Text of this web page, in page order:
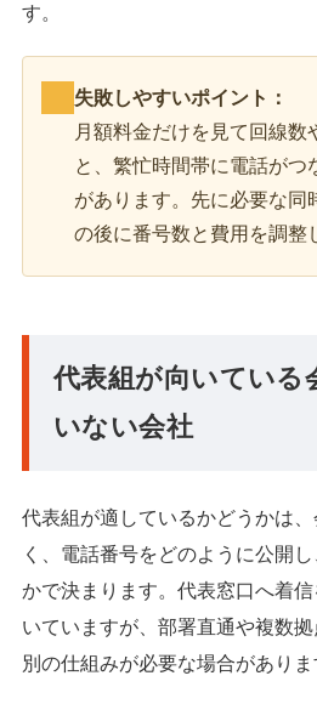
す。
失敗しやすいポイント：
月額料金だけを見て回線数
と、繁忙時間帯に電話がつ
があります。先に必要な同
の後に番号数と費用を調整
代表組が向いている
いない会社
代表組が適しているかどうかは
く、電話番号をどのように公開
かで決まります。代表窓口へ着
いていますが、部署直通や複数拠
別の仕組みが必要な場合がありま